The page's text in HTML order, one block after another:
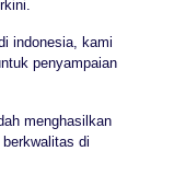
indonesia, kami
penyampaian
menghasilkan
di